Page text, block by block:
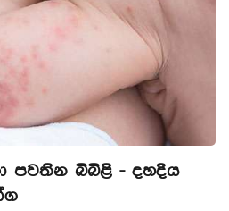
පවතින බිබිළි - දහදිය